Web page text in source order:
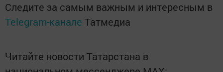
Следите за самым важным и интересным в
Telegram-канале Татмедиа
Читайте новости Татарстана в